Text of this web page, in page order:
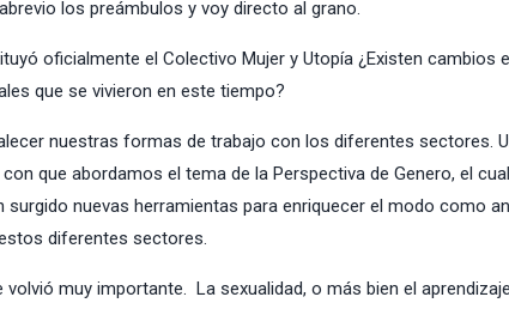
los preámbulos y voy directo al grano.
oficialmente el Colectivo Mujer y Utopía ¿Existen cambios
que se vivieron en este tiempo?
nuestras formas de trabajo con los diferentes sectores.
que abordamos el tema de la Perspectiva de Genero, el
nuevas herramientas para enriquecer el modo como
diferentes sectores.
muy importante. La sexualidad, o más bien el